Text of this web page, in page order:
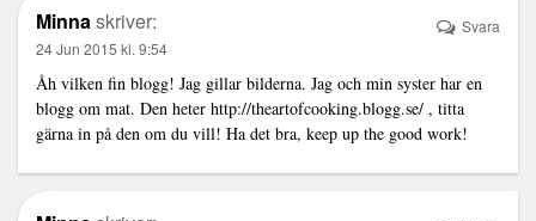
Minnaskriver:
24 Jun 2015 kl. 9:54
Åh vilken fin blogg! Jag gillar bilderna. Jag och min syster har en
blogg om mat. Den heter http://theartofcooking.blogg.se/ , titta
gärna in på den om du vill! Ha det bra, keep up the good work!
Svara